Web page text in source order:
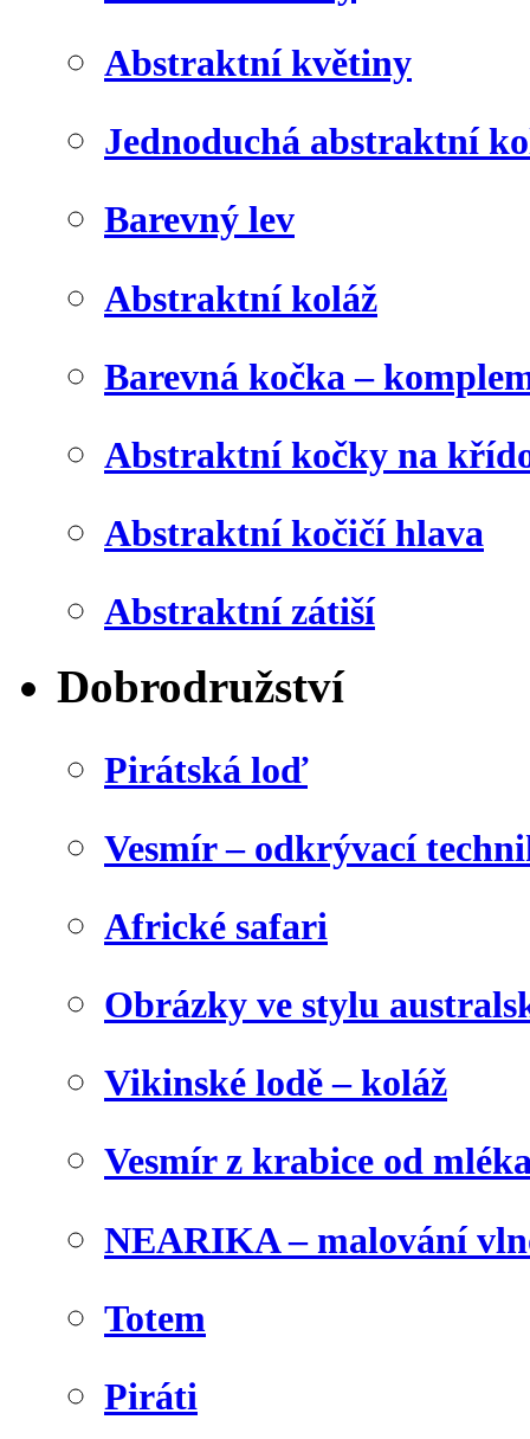
Abstraktní květiny
Jednoduchá abstraktní
Barevný lev
Abstraktní koláž
Barevná kočka –
Abstraktní kočky na
Abstraktní kočičí hlava
Abstraktní zátiší
Dobrodružství
Pirátská loď
Vesmír – odkrývací
Africké safari
Obrázky ve stylu
Vikinské lodě – koláž
Vesmír z krabice od
NEARIKA – malování
Totem
Piráti